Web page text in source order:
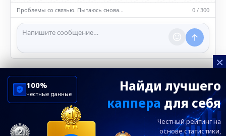
насилию.
ℹ️ Модераторы и администраторы вправе удалять
сообщения и ограничивать доступ к чату при
нарушении правил.
Проблемы со связью. Пытаюсь снова… 0 / 300
×
Найди лучшего
каппера для себя
Честный рейтинг на
основе статистики,
100%
честные данные
ChelseaBluesRu
ФК Челси
Посетителям
Информация